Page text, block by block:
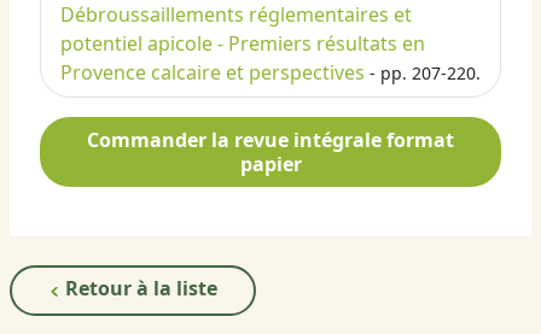
Débroussaillements réglementaires et
potentiel apicole - Premiers résultats en
Provence calcaire et perspectives - pp. 207-220.
Commander la revue intégrale format
papier
Retour à la liste